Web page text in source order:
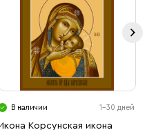
В наличии 1-30 дней
Корсунская икона